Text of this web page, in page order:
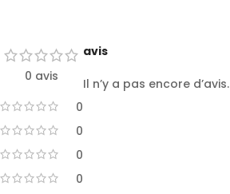
0 avis
0
0
0
0
avis
Il n’y a pas encore d’avis.